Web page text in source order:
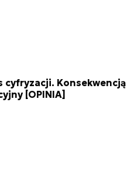
cyfryzacji. Konsekwencją
[OPINIA]